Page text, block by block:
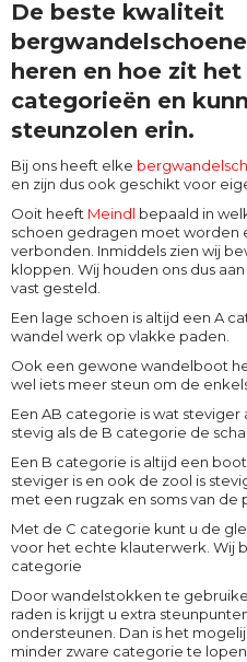
De beste kwaliteit
heren en hoe zit
categorieën en
steunzolen erin.
Bij ons heeft elke
en zijn dus ook geschikt voor
Ooit heeft Meindl bepaald in
schoen gedragen moet worden
verbonden. Inmiddels zien wij
kloppen. Wij houden ons dus
vast gesteld.
Een lage schoen is altijd een A
wandel werk op vlakke paden.
Ook een gewone wandelboot
wel iets meer steun om de
Een AB categorie is wat
stevig als de B categorie de
Een B categorie is altijd een
steviger is en ook de zool is
met een rugzak en soms van de
Met de C categorie kunt u de
voor het echte klauterwerk. Wij
categorie
Door wandelstokken te
raden is krijgt u extra
ondersteunen. Dan is het
minder zware categorie te